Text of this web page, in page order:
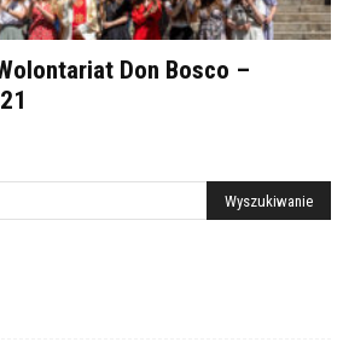
Don Bosco –